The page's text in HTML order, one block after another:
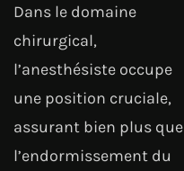
Dans le domaine
chirurgical,
l’anesthésiste occupe
une position cruciale,
assurant bien plus que
l’endormissement du